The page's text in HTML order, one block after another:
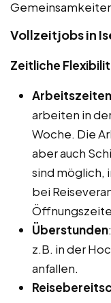
Vollzeitjobs in
Zeitliche
Arbeitszeiten
arbeiten in
Woche. Die
aber auch
sind möglich,
bei
Überstunden
z.B. in der
anfallen.